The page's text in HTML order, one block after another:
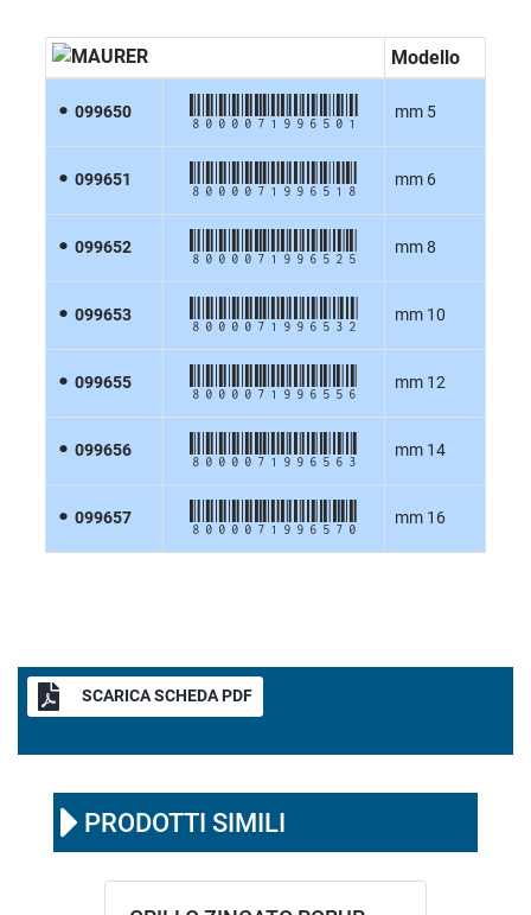
Modello
099650 8000071996501 mm 5
099651 8000071996518 mm 6
099652 8000071996525 mm 8
099653 8000071996532 mm 10
099655 8000071996556 mm 12
099656 8000071996563 mm 14
099657 8000071996570 mm 16
SCARICA SCHEDA PDF
PRODOTTI SIMILI